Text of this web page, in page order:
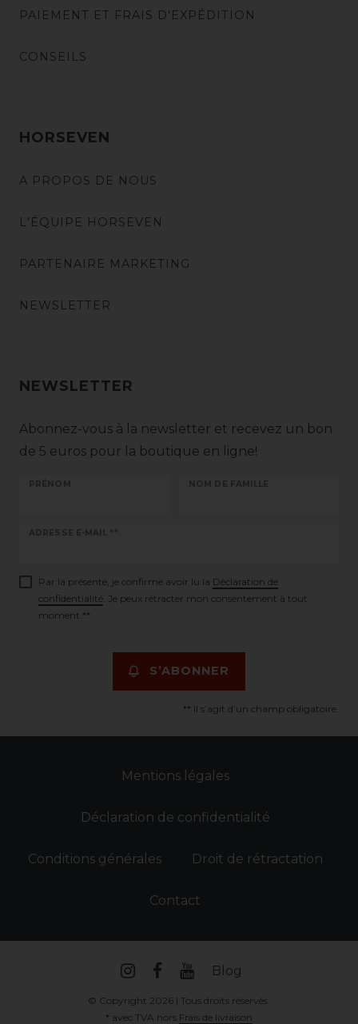
PAIEMENT ET FRAIS D'EXPÉDITION
CONSEILS
HORSEVEN
A PROPOS DE NOUS
L'ÉQUIPE HORSEVEN
PARTENAIRE MARKETING
NEWSLETTER
NEWSLETTER
Abonnez-vous à la newsletter et recevez un bon
de 5 euros pour la boutique en ligne!
PRÉNOM NOM DE FAMILLE
ADRESSE E-MAIL **
Ceres::Template.newsletterHoneypotLabel
Par la présente, je confirme avoir lu la Déclaration de
confidentialité . Je peux rétracter mon consentement à tout
moment.**
S’ABONNER
** Il s’agit d’un champ obligatoire.
Mentions légales
Déclaration de confidentialité
Conditions générales Droit de rétractation
Contact
Blog
© Copyright 2026 | Tous droits réservés.
* avec TVA hors Frais de livraison